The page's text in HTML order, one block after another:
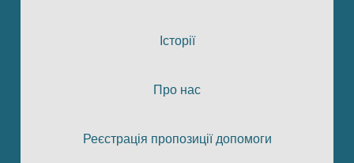
Історії
Про нас
Реєстрація пропозиції допомоги